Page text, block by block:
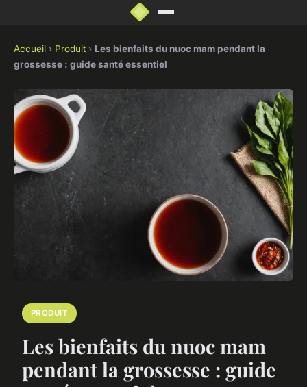
Accueil › Produit › Les bienfaits du nuoc mam pendant la
grossesse : guide santé essentiel
PRODUIT
Les bienfaits du nuoc mam
pendant la grossesse : guide